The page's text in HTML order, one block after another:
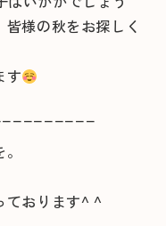
様の秋をお探しく
す
ております^ ^